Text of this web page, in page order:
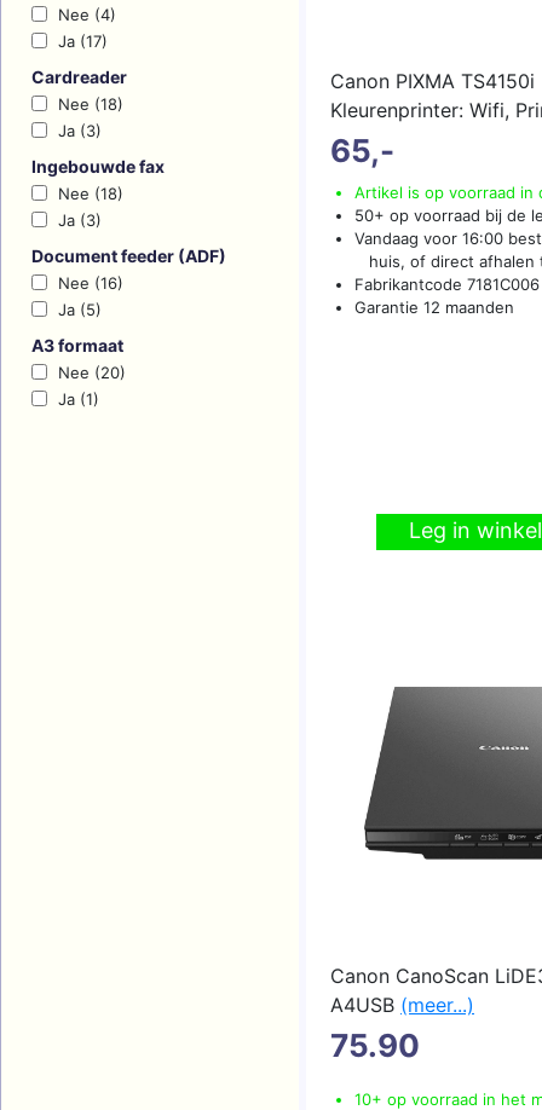
Nee (4)
Ja (17)
Cardreader
Nee (18)
Ja (3)
Ingebouwde fax
Nee (18)
Ja (3)
Document feeder (ADF)
Nee (16)
Ja (5)
A3 formaat
Nee (20)
Ja (1)
Canon PIXMA
Kleurenprinter: Wifi,
Scannen, Wit
65,-
Artikel is op voorraad in
50+ op voorraad bij de
Vandaag voor 16:00
huis, of direct afhalen
Fabrikantcode 7181C006
Garantie 12 maanden
Leg in
Canon CanoScan
A4USB (meer...)
75.90
10+ op voorraad in het